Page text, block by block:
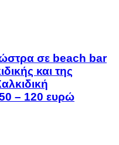
σε beach bar
και της
– 120 ευρώ